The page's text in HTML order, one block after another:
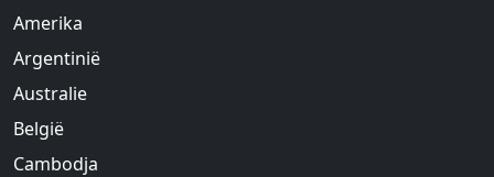
Amerika
Argentinië
Australie
België
Cambodja